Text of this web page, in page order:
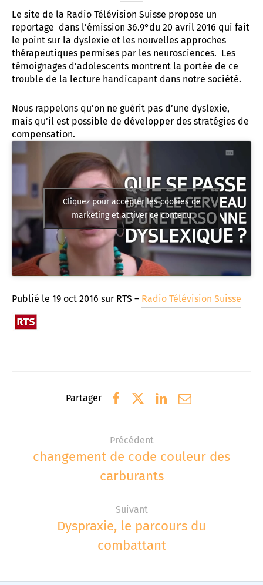
Le site de la Radio Télévision Suisse propose un
reportage dans l’émission 36.9°du 20 avril 2016 qui fait
le point sur la dyslexie et les nouvelles approches
thérapeutiques permises par les neurosciences. Les
témoignages d’adolescents montrent la portée de ce
trouble de la lecture handicapant dans notre société.
Nous rappelons qu’on ne guérit pas d’une dyslexie,
mais qu’il est possible de développer des stratégies de
compensation.
Cliquez pour accepter les cookies de
marketing et activer ce contenu
Publié le 19 oct 2016 sur RTS – Radio Télévision Suisse
Partager
Précédent
changement de code couleur des
carburants
Suivant
Dyspraxie, le parcours du
combattant
associatif
de référence APAJH
d’Abbeville
collège César Franck à Amiens
Lycée Edouard BRANLY à Amiens
«Déficience Visuelle»
« dys »